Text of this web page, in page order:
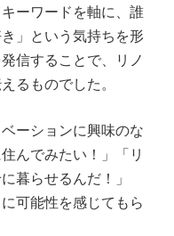
ーワードを軸に、誰
」という気持ちを形
信することで、リノ
るものでした。
ーションに興味のな
んでみたい！」「リ
暮らせるんだ！」
可能性を感じてもら